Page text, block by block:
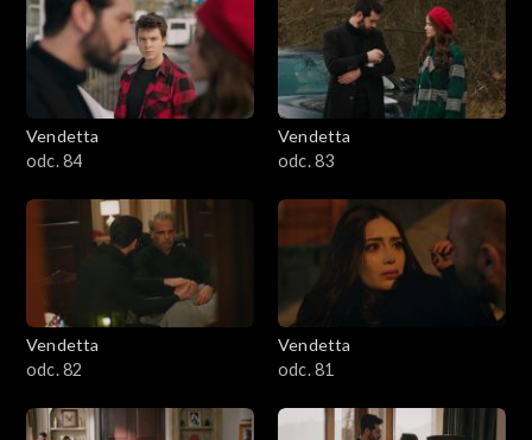
Vendetta
odc. 84
Vendetta
odc. 83
Vendetta
odc. 82
Vendetta
odc. 81